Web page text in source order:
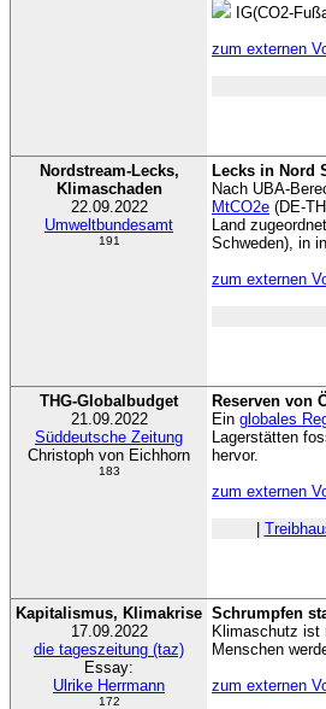
IG(CO2-
zum externen
Nordstream-Lecks,
Klimaschaden
22.09.2022
Umweltbundesamt
191
Lecks in Nord
Nach UBA-
MtCO2e (DE-
Land
Schweden), in
zum externen
THG-Globalbudget
21.09.2022
Süddeutsche Zeitung
Christoph von Eichhorn
183
Reserven von
Ein globales
Lagerstätten
hervor.
zum externen
Kapitalismus, Klimakrise
17.09.2022
die tageszeitung (taz)
Essay:
Ulrike Herrmann
172
Schrumpfen
Klimaschutz ist
Menschen
zum externen